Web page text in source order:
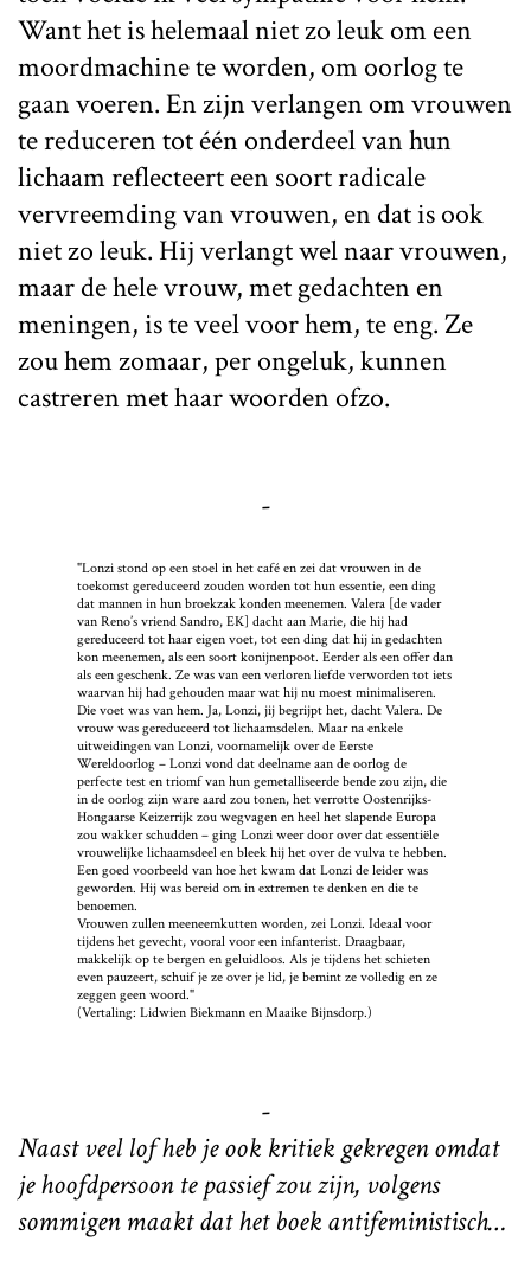
Want het is helemaal niet zo leuk om een
moordmachine te worden, om oorlog te
gaan voeren. En zijn verlangen om vrouwen
te reduceren tot één onderdeel van hun
lichaam reflecteert een soort radicale
vervreemding van vrouwen, en dat is ook
niet zo leuk. Hij verlangt wel naar vrouwen,
maar de hele vrouw, met gedachten en
meningen, is te veel voor hem, te eng. Ze
zou hem zomaar, per ongeluk, kunnen
castreren met haar woorden ofzo.
-
"Lonzi stond op een stoel in het café en zei dat vrouwen in de
toekomst gereduceerd zouden worden tot hun essentie, een ding
dat mannen in hun broekzak konden meenemen. Valera [de vader
van Reno’s vriend Sandro, EK] dacht aan Marie, die hij had
gereduceerd tot haar eigen voet, tot een ding dat hij in gedachten
kon meenemen, als een soort konijnenpoot. Eerder als een offer dan
als een geschenk. Ze was van een verloren liefde verworden tot iets
waarvan hij had gehouden maar wat hij nu moest minimaliseren.
Die voet was van hem. Ja, Lonzi, jij begrijpt het, dacht Valera. De
vrouw was gereduceerd tot lichaamsdelen. Maar na enkele
uitweidingen van Lonzi, voornamelijk over de Eerste
Wereldoorlog – Lonzi vond dat deelname aan de oorlog de
perfecte test en triomf van hun gemetalliseerde bende zou zijn, die
in de oorlog zijn ware aard zou tonen, het verrotte Oostenrijks-
Hongaarse Keizerrijk zou wegvagen en heel het slapende Europa
zou wakker schudden – ging Lonzi weer door over dat essentiële
vrouwelijke lichaamsdeel en bleek hij het over de vulva te hebben.
Een goed voorbeeld van hoe het kwam dat Lonzi de leider was
geworden. Hij was bereid om in extremen te denken en die te
benoemen.
Vrouwen zullen meeneemkutten worden, zei Lonzi. Ideaal voor
tijdens het gevecht, vooral voor een infanterist. Draagbaar,
makkelijk op te bergen en geluidloos. Als je tijdens het schieten
even pauzeert, schuif je ze over je lid, je bemint ze volledig en ze
zeggen geen woord."
(Vertaling: Lidwien Biekmann en Maaike Bijnsdorp.)
-
Naast veel lof heb je ook kritiek gekregen omdat
je hoofdpersoon te passief zou zijn, volgens
sommigen maakt dat het boek antifeministisch…